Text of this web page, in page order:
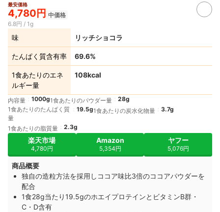
最安価格
4,780円 中価格
6.8円 / 1g
味 リッチショコラ
たんぱく質含有率 69.6%
1食あたりのエネ
ルギー量
108kcal
内容量 1000g1食あたりのパウダー量
28g
1食あたりのたんぱく質
量
19.5g1食あたりの炭水化物量 3.7g
1食あたりの脂質量 2.3g
楽天市場
4,780円
Amazon
5,354円
ヤフー
5,076円
商品概要
独自の造粒方法を採用しココア味比3倍のココアパウダーを
配合
1食28g当たり19.5gのホエイプロテインとビタミンB群・
C・D含有